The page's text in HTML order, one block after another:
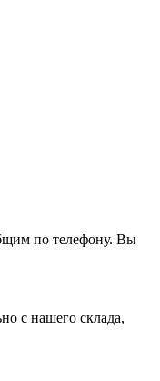
по телефону. Вы
с нашего склада,